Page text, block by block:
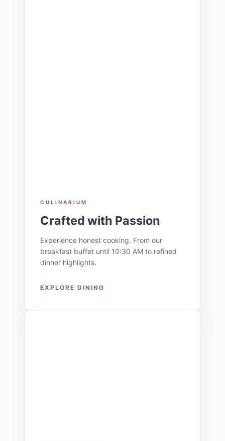
CULINARIUM
Crafted with Passion
Experience honest cooking. From our
breakfast buffet until 10:30 AM to refined
dinner highlights.
EXPLORE DINING